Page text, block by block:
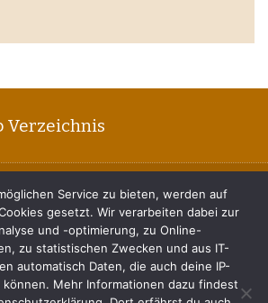
Verzeichnis
Service zu bieten, werden auf
gesetzt. Wir verarbeiten dabei zur
und -optimierung, zu Online-
zu statistischen Zwecken und aus IT-
automatisch Daten, die auch deine IP-
Mehr Informationen dazu findest